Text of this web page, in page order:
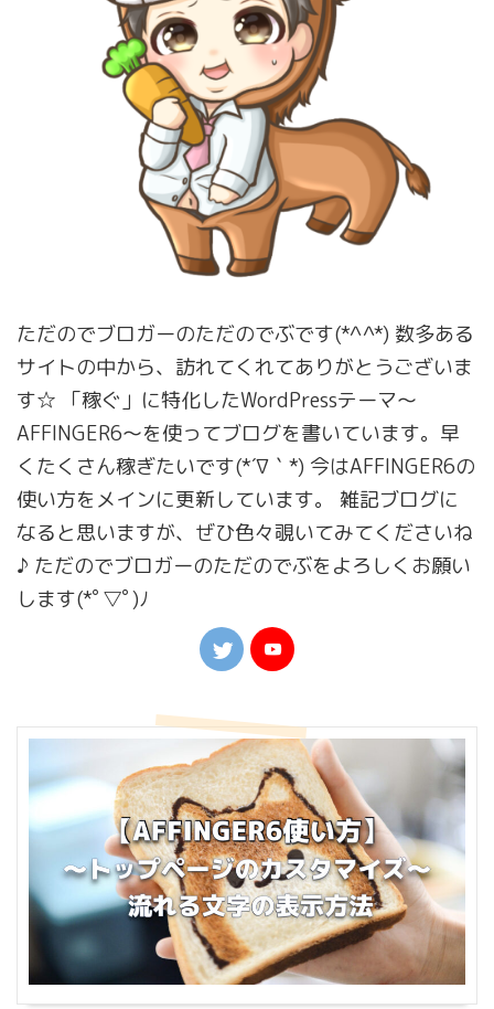
ただのでブロガーのただのでぶです(*^^*) 数多ある
サイトの中から、訪れてくれてありがとうございま
す☆ 「稼ぐ」に特化したWordPressテーマ〜
AFFINGER6〜を使ってブログを書いています。早
くたくさん稼ぎたいです(*´∇｀*) 今はAFFINGER6の
使い方をメインに更新しています。 雑記ブログに
なると思いますが、ぜひ色々覗いてみてくださいね
♪ ただのでブロガーのただのでぶをよろしくお願い
します(*ﾟ▽ﾟ)ﾉ